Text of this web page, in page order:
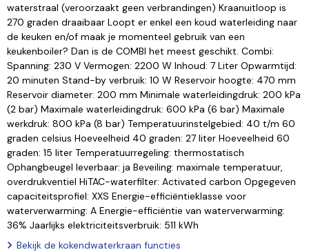
waterstraal (veroorzaakt geen verbrandingen) Kraanuitloop is
270 graden draaibaar Loopt er enkel een koud waterleiding naar
de keuken en/of maak je momenteel gebruik van een
keukenboiler? Dan is de COMBI het meest geschikt. Combi:
Spanning: 230 V Vermogen: 2200 W Inhoud: 7 Liter Opwarmtijd:
20 minuten Stand-by verbruik: 10 W Reservoir hoogte: 470 mm
Reservoir diameter: 200 mm Minimale waterleidingdruk: 200 kPa
(2 bar) Maximale waterleidingdruk: 600 kPa (6 bar) Maximale
werkdruk: 800 kPa (8 bar) Temperatuurinstelgebied: 40 t/m 60
graden celsius Hoeveelheid 40 graden: 27 liter Hoeveelheid 60
graden: 15 liter Temperatuurregeling: thermostatisch
Ophangbeugel leverbaar: ja Beveiling: maximale temperatuur,
overdrukventiel HiTAC-waterfilter: Activated carbon Opgegeven
capaciteitsprofiel: XXS Energie-efficiëntieklasse voor
waterverwarming: A Energie-efficiëntie van waterverwarming:
36% Jaarlijks elektriciteitsverbruik: 511 kWh
Bekijk de kokendwaterkraan functies